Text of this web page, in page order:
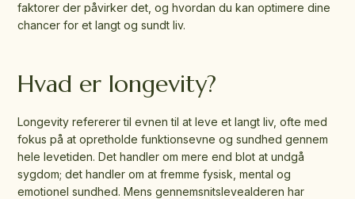
faktorer der påvirker det, og hvordan du kan optimere dine
chancer for et langt og sundt liv.
Hvad er longevity?
Longevity refererer til evnen til at leve et langt liv, ofte med
fokus på at opretholde funktionsevne og sundhed gennem
hele levetiden. Det handler om mere end blot at undgå
sygdom; det handler om at fremme fysisk, mental og
emotionel sundhed. Mens gennemsnitslevealderen har